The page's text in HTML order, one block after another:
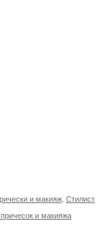
и макияж Стилист
и макияжа